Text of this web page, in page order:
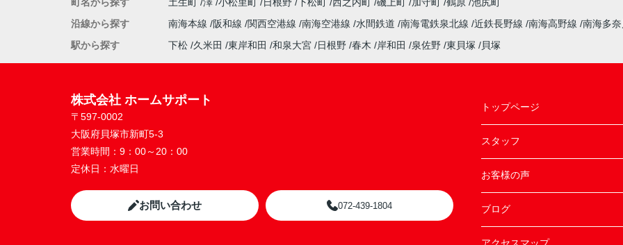
沿線から探す
南海本線 阪和線 関西空港線 南海空港線 水間鉄道 南海電鉄泉北線 近鉄長野線 南海高野線 南海多
駅から探す
下松 久米田 東岸和田 和泉大宮 日根野 春木 岸和田 泉佐野 東貝塚 貝塚
株式会社 ホームサポート
〒597-0002
大阪府貝塚市新町5-3
営業時間： 9：00～20：00
定休日： 水曜日
お問い合わせ 072-439-1804
トップページ
スタッフ
お客様の声
ブログ